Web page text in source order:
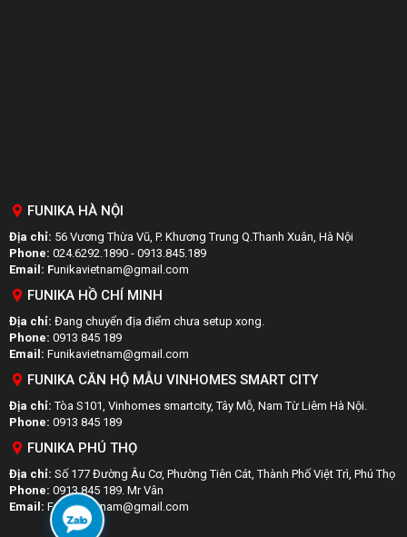
FUNIKA HÀ NỘI
Địa chỉ: 56 Vương Thừa Vũ, P. Khương Trung Q.Thanh Xuân, Hà Nội
Phone: 024.6292.1890 - 0913.845.189
Email: Funikavietnam@gmail.com
FUNIKA HỒ CHÍ MINH
Địa chỉ: Đang chuyển địa điểm chưa setup xong.
Phone: 0913 845 189
Email: Funikavietnam@gmail.com
FUNIKA CĂN HỘ MẪU VINHOMES SMART CITY
Địa chỉ:Tòa S101, Vinhomes smartcity, Tây Mỗ, Nam Từ Liêm Hà Nội.
Phone: 0913 845 189
FUNIKA PHÚ THỌ
Địa chỉ: Số 177 Đường Âu Cơ, Phường Tiên Cát, Thành Phố Việt Trì, Phú Thọ
Phone: 0913 845 189. Mr Vân
Email: Funikavietnam@gmail.com
Zalo